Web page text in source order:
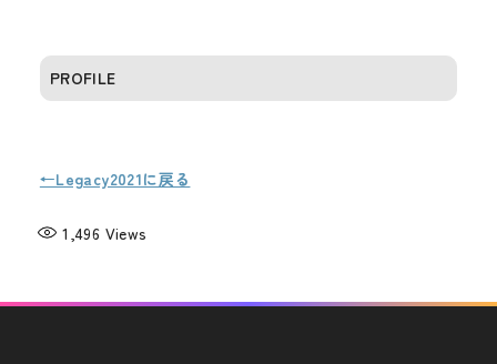
PROFILE
←Legacy2021に戻る
1,496 Views